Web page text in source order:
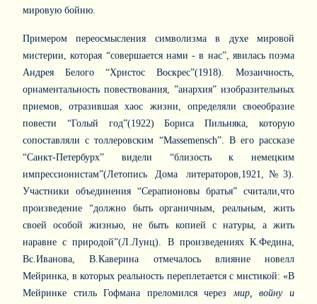
мировую бойню.
Примером переосмысления символизма в духе мировой
мистерии, которая “совершается нами - в нас”, явилась поэма
Андрея Белого “Христос Воскрес”(1918). Мозаичность,
орнаментальность повествования, ”анархия” изобразительных
приемов, отразившая хаос жизни, определяли своеобразие
повести “Голый год”(1922) Бориса Пильняка, которую
сопоставляли с толлеровским “Massemensch”. В его рассказе
“Санкт-Петербурх” видели “близость к немецким
импрессионистам”(Летопись Дома литераторов,1921,№3).
Участники объединения “Серапионовы братья” считали,что
произведение “должно быть органичным, реальным, жить
своей особой жизнью, не быть копией с натуры, а жить
наравне с природой”(Л.Лунц). В произведениях К.Федина,
Вс.Иванова, В.Каверина отмечалось влияние новелл
Мейринка, в которых реальность переплетается с мистикой: «В
Мейринке стиль Гофмана преломился черезмир, войну и